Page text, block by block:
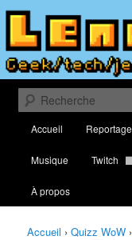
Aller
contenu
principal
Aller
contenu
secondaireLenwë –
vidéo
Classement des
Recherche
principal
Accueil
Musique Twitch
À propos
Accueil › Quizz WoW ›